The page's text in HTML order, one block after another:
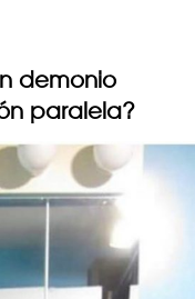
demonio
paralela?